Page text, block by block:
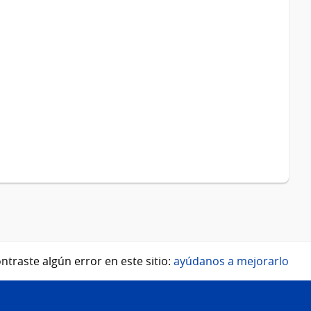
algún error en este sitio: ayúdanos a mejorarlo